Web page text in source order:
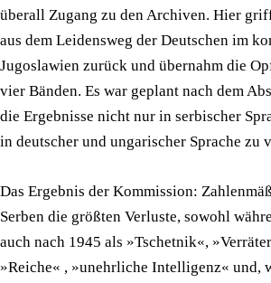
überall Zugang zu den Archiven. Hier
aus dem Leidensweg der Deutschen im
Jugoslawien zurück und übernahm die
vier Bänden. Es war geplant nach dem
die Ergebnisse nicht nur in serbischer
in deutscher und ungarischer Sprache zu
Das Ergebnis der Kommission:
Serben die größten Verluste, sowohl
auch nach 1945 als »Tschetnik«,
»Reiche« , »unehrliche Intelligenz« und,